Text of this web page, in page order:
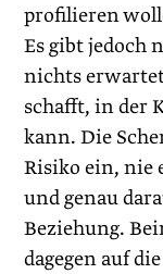
profilieren
Es gibt jedoch
nichts
schafft, in der
kann. Die
Risiko ein, nie
und genau
Beziehung.
dagegen auf